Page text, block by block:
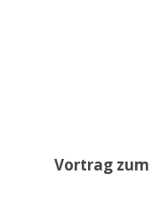
Vortrag zum